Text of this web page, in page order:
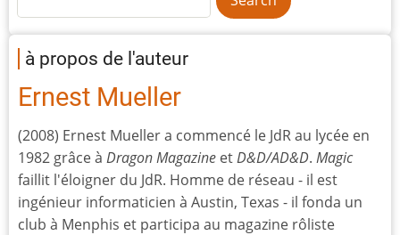
à propos de l'auteur
Ernest Mueller
(2008) Ernest Mueller a commencé le JdR au lycée en
1982 grâce à Dragon Magazine etD&D/AD&D. Magic
faillit l'éloigner du JdR. Homme de réseau - il est
ingénieur informaticien à Austin, Texas - il fonda un
club à Menphis et participa au magazine rôliste